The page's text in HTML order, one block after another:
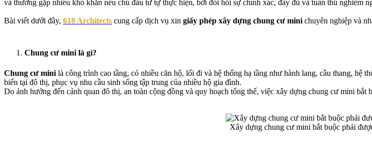
và thường gặp nhiều khó khăn nếu chủ đầu tư tự thực hiện, bởi đòi hỏi sự chính xác, đầy đủ và tuân thủ nghiêm
Bài viết dưới đây, 618 Architects cung cấp dịch vụ xin giấy phép xây dựng chung cư mini chuyên nghiệp và
Chung cư mini là gì?
Chung cư mini là công trình cao tầng, có nhiều căn hộ, lối đi và hệ thống hạ tầng như hành lang, cầu thang,
biến tại đô thị, phục vụ nhu cầu sinh sống tập trung của nhiều hộ gia đình.
Do ảnh hưởng đến cảnh quan đô thị, an toàn cộng đồng và quy hoạch tổng thể, việc xây dựng chung cư mini bắt
Xây dựng chung cư mini bắt buộc phải